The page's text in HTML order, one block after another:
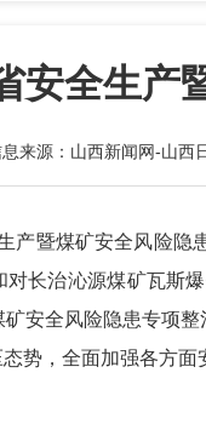
安全生产
来源： 山西新闻网-山西
产暨煤矿安全风险
长治沁源煤矿瓦斯
安全风险隐患专项
势，全面加强各方